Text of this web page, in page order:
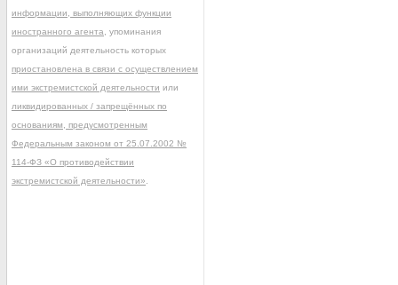
информации, выполняющих функции
иностранного агента , упоминания
организаций деятельность которых
приостановлена в связи с осуществлением
ими экстремистской деятельности или
ликвидированных / запрещённых по
основаниям, предусмотренным
Федеральным законом от 25.07.2002 №
114-ФЗ «О противодействии
экстремистской деятельности»